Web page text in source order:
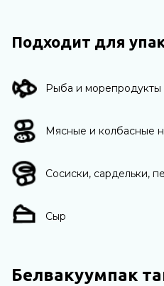
Подходит для
Рыба и морепродукты
Мясные и колбасные
Сосиски, сардельки,
Сыр
Белвакуумпак